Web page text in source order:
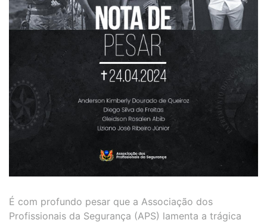
É com profundo pesar que a Associação dos
Profissionais da Segurança (APS) lamenta a trágica